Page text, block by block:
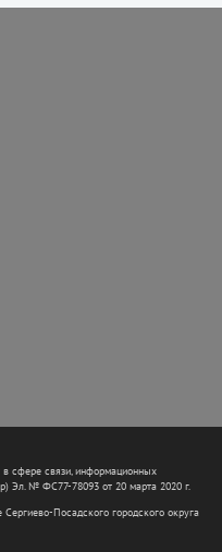
в сфере связи, информационных
Эл. № ФС77-78093 от 20 марта 2020 г.
Посадского городского округа